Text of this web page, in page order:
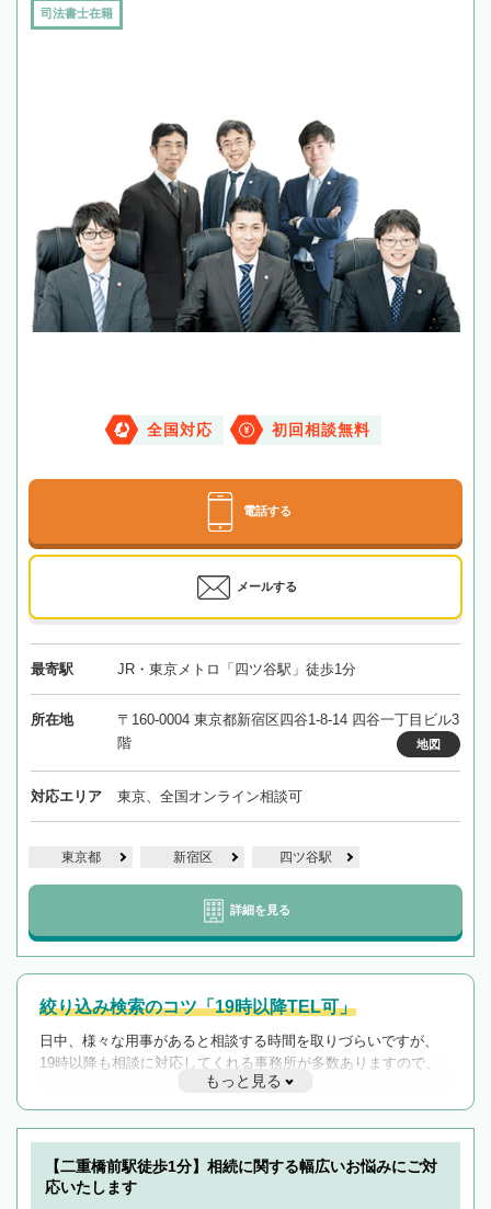
司法書士在籍
全国対応 初回相談無料
電話する
メールする
最寄駅 JR・東京メトロ「四ツ谷駅」徒歩1分
所在地
〒160-0004 東京都新宿区四谷1-8-14 四谷一丁目ビル3
階
地図
対応エリア 東京、全国オンライン相談可
東京都 新宿区 四ツ谷駅
詳細を見る
絞り込み検索のコツ「19時以降TEL可」
日中、様々な用事があると相談する時間を取りづらいですが、
19時以降も相談に対応してくれる事務所が多数ありますので、
遅い時間の相談が増えそうな場合はそのような事務所に絞り込
んで検索してみましょう。
19時以降TEL可の条件
を加えて再検索
もっと見る
【二重橋前駅徒歩1分】相続に関する幅広いお悩みにご対
応いたします